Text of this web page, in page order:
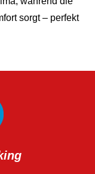
sorgt – perfekt